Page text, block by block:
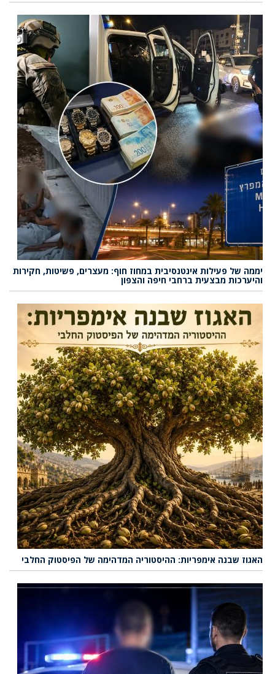
יממה של פעילות אינטנסיבית במחוז חוף: מעצרים, פשיטות, חקירות
והיערכות מבצעית ברחבי חיפה והצפון
האגוז שבנה אימפריות: ההיסטוריה המדהימה של הפיסטוק החלבי